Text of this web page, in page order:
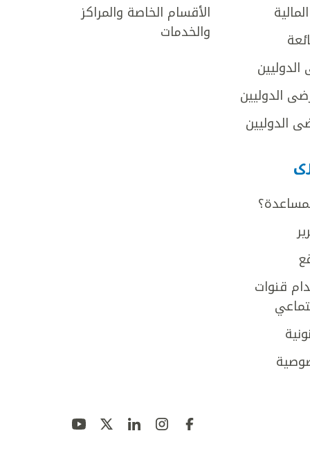
الدوليين
الدوليين
الأقسام الخاصة والمراكز
والخدمات
قنوات